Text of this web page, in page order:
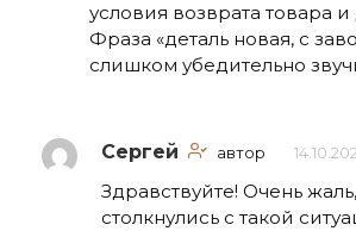
условия возврата товара и
Фраза «деталь новая, с
слишком убедительно
Сергей автор
Здравствуйте! Очень
столкнулись с такой